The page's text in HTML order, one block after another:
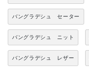
バングラデシュ セーター
バングラデシュ ニット
バングラデシュ レザー